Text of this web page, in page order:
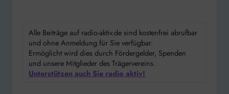
Alle Beiträge auf radio-aktiv.de sind kostenfrei abrufbar
und ohne Anmeldung für Sie verfügbar.
Ermöglicht wird dies durch Fördergelder, Spenden
und unsere Mitglieder des Trägervereins.
Unterstützen auch Sie radio aktiv!